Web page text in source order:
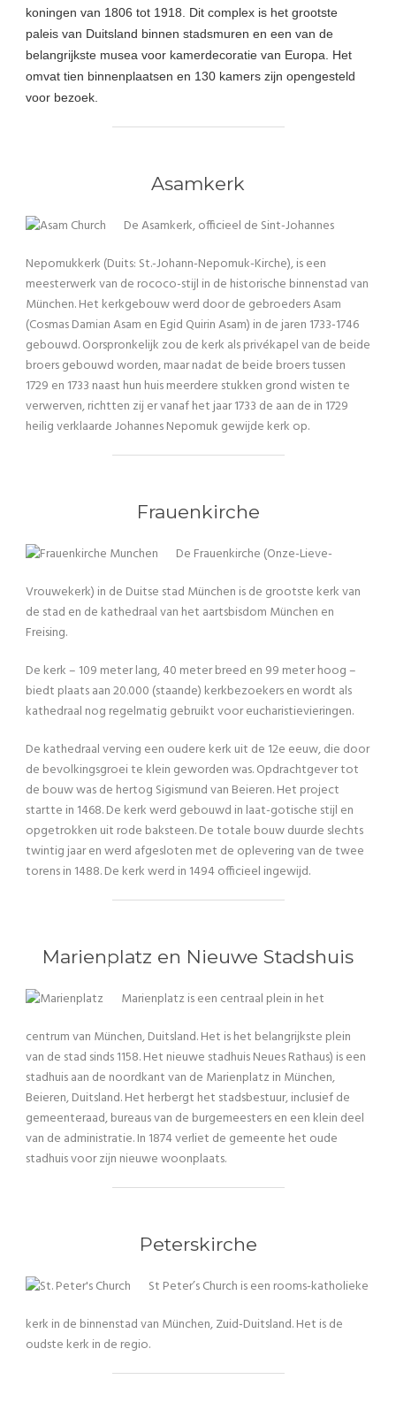
koningen van 1806 tot 1918. Dit complex is het grootste
paleis van Duitsland binnen stadsmuren en een van de
belangrijkste musea voor kamerdecoratie van Europa. Het
omvat tien binnenplaatsen en 130 kamers zijn opengesteld
voor bezoek.
Asamkerk
De Asamkerk, officieel de Sint-Johannes
Nepomukkerk (Duits: St.-Johann-Nepomuk-Kirche), is een
meesterwerk van de rococo-stijl in de historische binnenstad van
München. Het kerkgebouw werd door de gebroeders Asam
(Cosmas Damian Asam en Egid Quirin Asam) in de jaren 1733-1746
gebouwd. Oorspronkelijk zou de kerk als privékapel van de beide
broers gebouwd worden, maar nadat de beide broers tussen
1729 en 1733 naast hun huis meerdere stukken grond wisten te
verwerven, richtten zij er vanaf het jaar 1733 de aan de in 1729
heilig verklaarde Johannes Nepomuk gewijde kerk op.
Frauenkirche
De Frauenkirche (Onze-Lieve-
Vrouwekerk) in de Duitse stad München is de grootste kerk van
de stad en de kathedraal van het aartsbisdom München en
Freising.
De kerk – 109 meter lang, 40 meter breed en 99 meter hoog –
biedt plaats aan 20.000 (staande) kerkbezoekers en wordt als
kathedraal nog regelmatig gebruikt voor eucharistievieringen.
De kathedraal verving een oudere kerk uit de 12e eeuw, die door
de bevolkingsgroei te klein geworden was. Opdrachtgever tot
de bouw was de hertog Sigismund van Beieren. Het project
startte in 1468. De kerk werd gebouwd in laat-gotische stijl en
opgetrokken uit rode baksteen. De totale bouw duurde slechts
twintig jaar en werd afgesloten met de oplevering van de twee
torens in 1488. De kerk werd in 1494 officieel ingewijd.
Marienplatz en Nieuwe Stadshuis
Marienplatz is een centraal plein in het
centrum van München, Duitsland. Het is het belangrijkste plein
van de stad sinds 1158. Het nieuwe stadhuis Neues Rathaus) is een
stadhuis aan de noordkant van de Marienplatz in München,
Beieren, Duitsland. Het herbergt het stadsbestuur, inclusief de
gemeenteraad, bureaus van de burgemeesters en een klein deel
van de administratie. In 1874 verliet de gemeente het oude
stadhuis voor zijn nieuwe woonplaats.
Peterskirche
St Peter’s Church is een rooms-katholieke
kerk in de binnenstad van München, Zuid-Duitsland. Het is de
oudste kerk in de regio.